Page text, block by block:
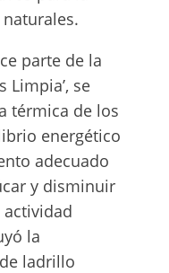
parte de la
Limpia’, se
térmica de los
energético
adecuado
y disminuir
la
ladrillo